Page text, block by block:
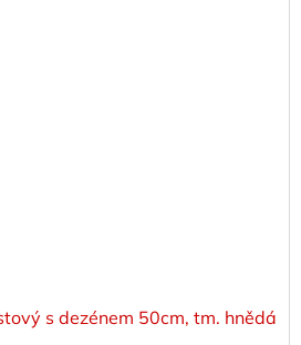
s dezénem 50cm, tm. hnědá